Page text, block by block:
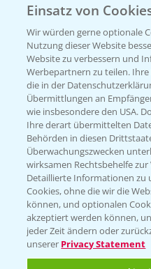
Beratung auf
T.+49 (0)174
KONTAKT
Hilfe in Notfällen
T.+49 (0)214/
Einsatz von
Wir würden gerne optionale
Nutzung dieser Website
Website zu verbessern und
Werbepartnern zu teilen.
die in der
Übermittlungen an
wie insbesondere den USA.
Ihre derart übermittelten
Behörden in diesen
Überwachungszwecken
wirksamen Rechtsbehelfe
Detaillierte Informationen zu
Cookies, ohne die wir die
können, und optionalen
akzeptiert werden können,
jeder Zeit ändern oder
unserer Privacy Statement